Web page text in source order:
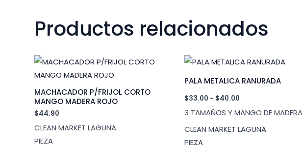
Productos relacionados
MACHACADOR P/FRIJOL CORTO
MANGO MADERA ROJO
$44.90
CLEAN MARKET LAGUNA
PIEZA
PALA METALICA RANURADA
$33.00 - $40.00
precios:
$33.00
3 TAMAÑOS Y MANGO DE MADERA
CLEAN MARKET LAGUNA
PIEZA